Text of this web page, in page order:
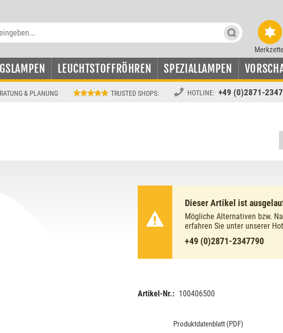
LEUCHTSTOFFRÖHREN SPEZIALLAMPEN
& PLANUNG TRUSTED SHOPS: HOTLINE: +49 (0)2871-
Dieser Artikel ist
Mögliche Alternativen bzw.
erfahren Sie unter unserer
+49 (0)2871-2347790
Artikel-Nr.: 100406500
Produktdatenblatt (PDF)